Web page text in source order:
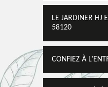
LE JARDINER HJ
58120
CONFIEZ À